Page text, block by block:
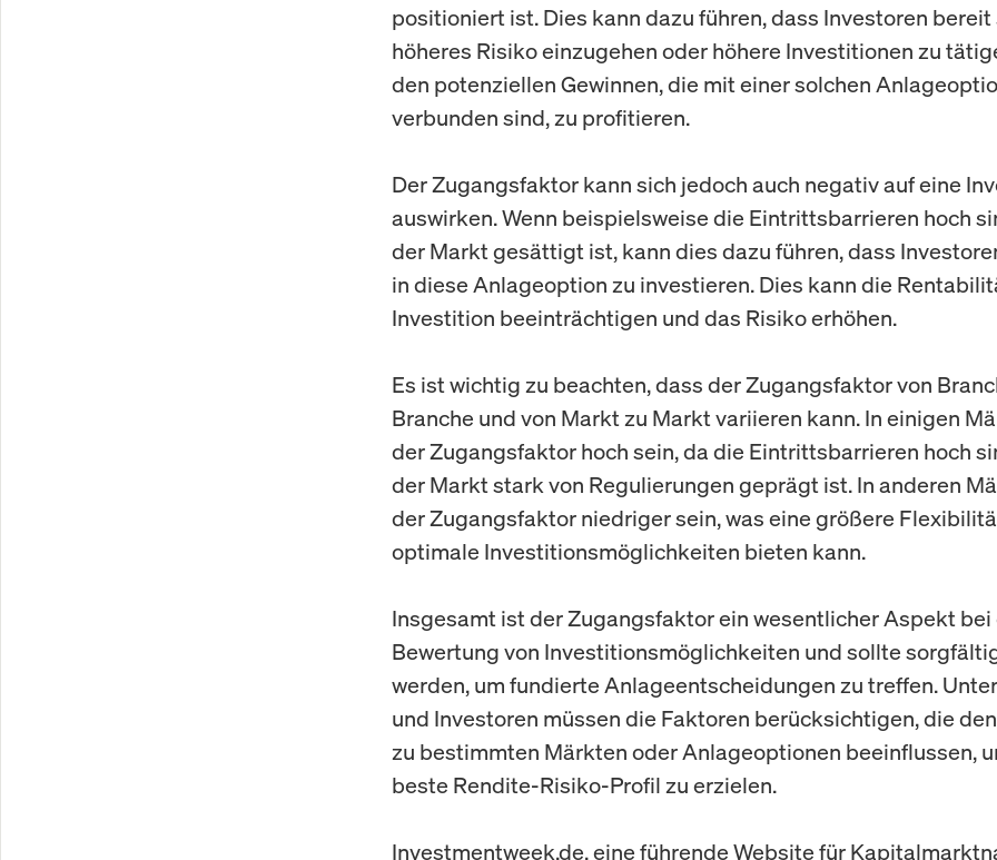
positioniert ist. Dies kann dazu führen, dass Investoren bereit
höheres Risiko einzugehen oder höhere Investitionen zu
den potenziellen Gewinnen, die mit einer solchen
verbunden sind, zu profitieren.
Der Zugangsfaktor kann sich jedoch auch negativ auf eine
auswirken. Wenn beispielsweise die Eintrittsbarrieren hoch
der Markt gesättigt ist, kann dies dazu führen, dass
in diese Anlageoption zu investieren. Dies kann die
Investition beeinträchtigen und das Risiko erhöhen.
Es ist wichtig zu beachten, dass der Zugangsfaktor von
Branche und von Markt zu Markt variieren kann. In einigen
der Zugangsfaktor hoch sein, da die Eintrittsbarrieren hoch
der Markt stark von Regulierungen geprägt ist. In anderen
der Zugangsfaktor niedriger sein, was eine größere
optimale Investitionsmöglichkeiten bieten kann.
Insgesamt ist der Zugangsfaktor ein wesentlicher Aspekt bei
Bewertung von Investitionsmöglichkeiten und sollte
werden, um fundierte Anlageentscheidungen zu treffen.
und Investoren müssen die Faktoren berücksichtigen, die
zu bestimmten Märkten oder Anlageoptionen beeinflussen,
beste Rendite-Risiko-Profil zu erzielen.
Investmentweek.de, eine führende Website für